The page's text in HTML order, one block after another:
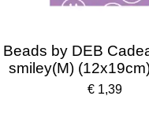
Beads by DEB
smiley(M)
€ 1,39